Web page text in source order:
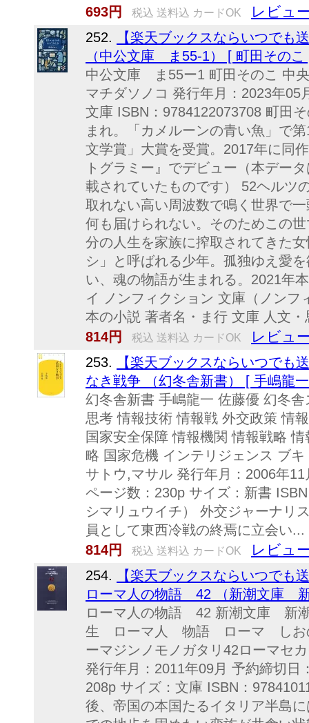
693円
税込 送料込 カードOK レビュ
252.
【楽天ブックスならいつでも
（中公文庫 ま55-1） [ 町田そのこ
中公文庫 ま55ー1 町田そのこ 中
マチダソノコ 発行年月：2023年05
文庫 ISBN：9784122073708 町田
まれ。「カメルーンの青い魚」で
文学賞」大賞を受賞。2017年に同
トグラミー』でデビュー（本デー
載されていたものです） 52ヘルツ
取れない高い周波数で鳴く世界で
何も届けられない。そのためこの
分の人生を家族に搾取されてきた
シ」と呼ばれる少年。孤独ゆえ愛
い、魂の物語が生まれる。2021年
イ ノンフィクション 文庫（ノンフ
本の小説 著者名・ま行 文庫 人文・
814円
税込 送料込 カードOK レビュ
253.
【楽天ブックスならいつでも
なき戦争 （幻冬舎新書） [ 手嶋龍
幻冬舎新書 手嶋龍一 佐藤優 幻冬
思考 情報技術 情報戦 外交政策 情
国家安全保障 情報機関 情報戦略
略 国家危機 インテリジェンス ブ
サトウ,マサル 発行年月：2006年
ページ数：230p サイズ：新書
シマリュウイチ） 外交ジャーナリ
員として東西冷戦の終焉に立会い...
814円
税込 送料込 カードOK レビュ
254.
【楽天ブックスならいつでも
ローマ人の物語 42 （新潮文庫
ローマ人の物語 42 新潮文庫 新
生 ローマ人 物語 ローマ し
ーマジンノモノガタリ42ローマセ
発行年月：2011年09月 予約締切日
208p サイズ：文庫 ISBN：
後、帝国の本国たるイタリア半島